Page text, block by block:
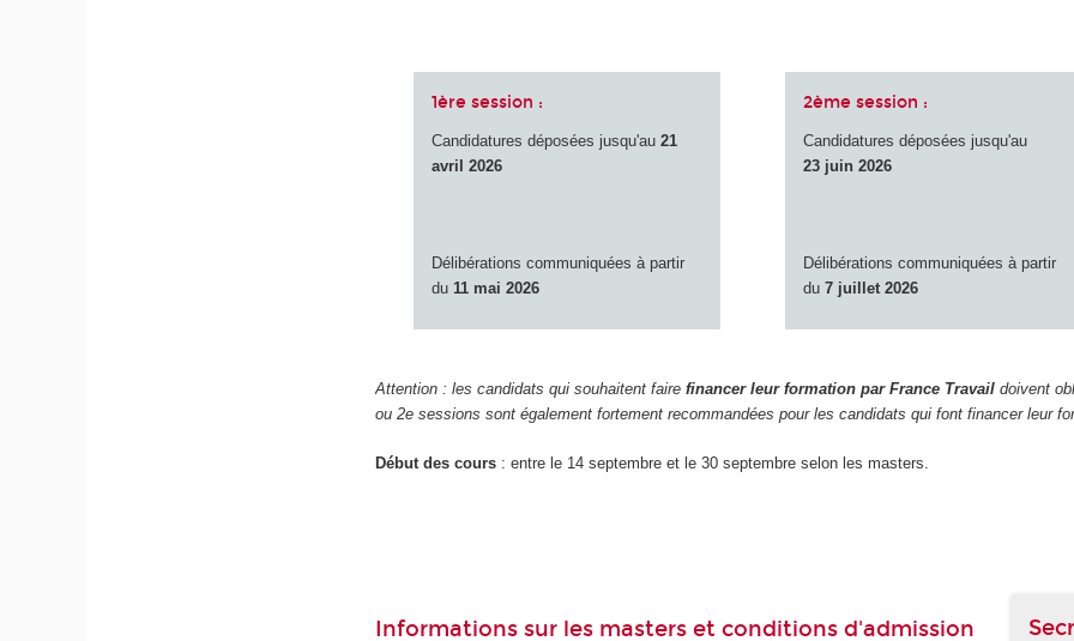
1ère session :
Candidatures déposées jusqu'au21
avril 2026
Délibérations communiquées à partir
du 11 mai 2026
2ème session :
Candidatures déposées jusqu'au
23 juin 2026
Délibérations communiquées à partir
du7 juillet 2026
Attention : les candidats qui souhaitent fairefinancer leur formation par France Travail doivent
ou 2e sessions sont également fortement recommandées pour les candidats qui font financer leur
Début des cours : entre le 14 septembre et le 30 septembre selon les masters.
Informations sur les masters et conditions d'admission